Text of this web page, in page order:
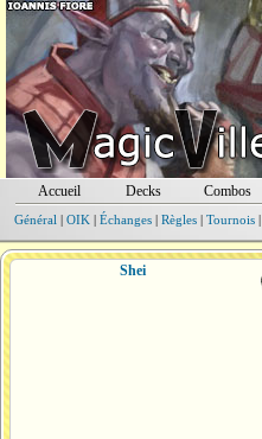
Accueil Decks Combos
Général | OIK | Échanges| Règles| Tournois|
Shei